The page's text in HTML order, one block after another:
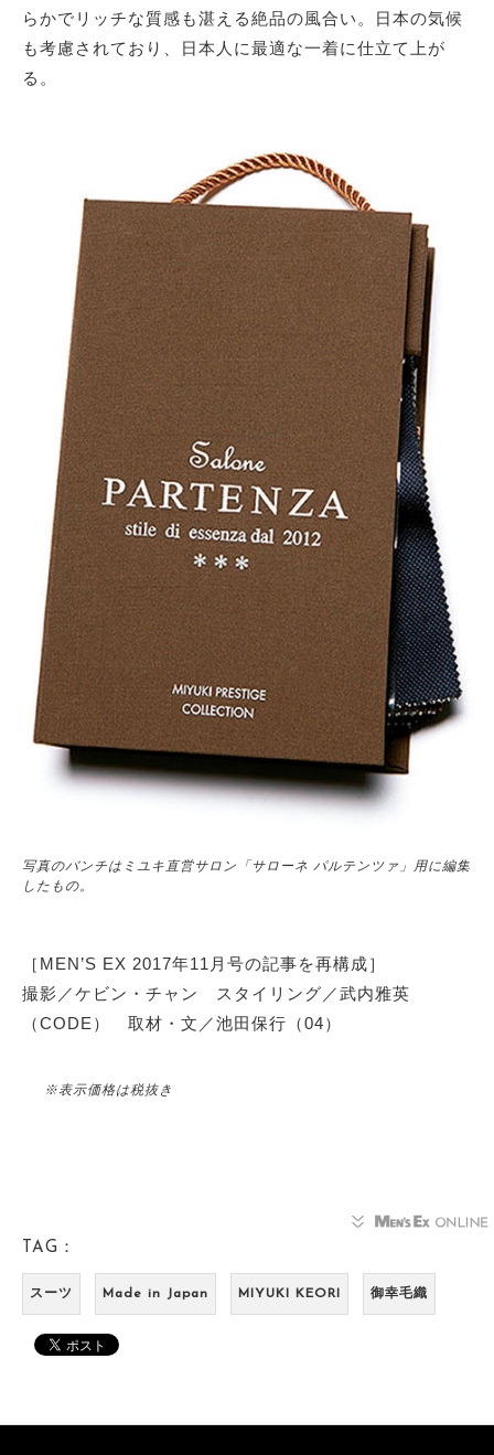
らかでリッチな質感も湛える絶品の風合い。日本の気候
も考慮されており、日本人に最適な一着に仕立て上が
る。
写真のバンチはミユキ直営サロン「サローネ パルテンツァ」用に編集
したもの。
［MEN’S EX 2017年11月号の記事を再構成］
撮影／ケビン・チャン スタイリング／武内雅英
（CODE） 取材・文／池田保行（04）
※表示価格は税抜き
TAG：
スーツ Made in Japan MIYUKI KEORI 御幸毛織